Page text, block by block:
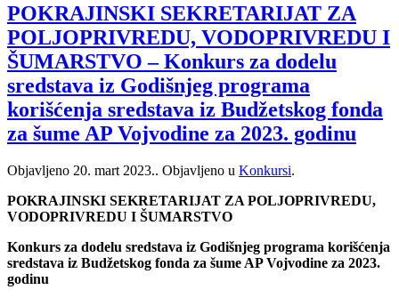
POKRAJINSKI SEKRETARIJAT ZA
POLJOPRIVREDU, VODOPRIVREDU I
ŠUMARSTVO – Konkurs za dodelu
sredstava iz Godišnjeg programa
korišćenja sredstava iz Budžetskog fonda
za šume AP Vojvodine za 2023. godinu
Objavljeno 20. mart 2023.. Objavljeno u Konkursi.
POKRAJINSKI SEKRETARIJAT ZA POLJOPRIVREDU,
VODOPRIVREDU I ŠUMARSTVO
Konkurs za dodelu sredstava iz Godišnjeg programa korišćenja
sredstava iz Budžetskog fonda za šume AP Vojvodine za 2023.
godinu